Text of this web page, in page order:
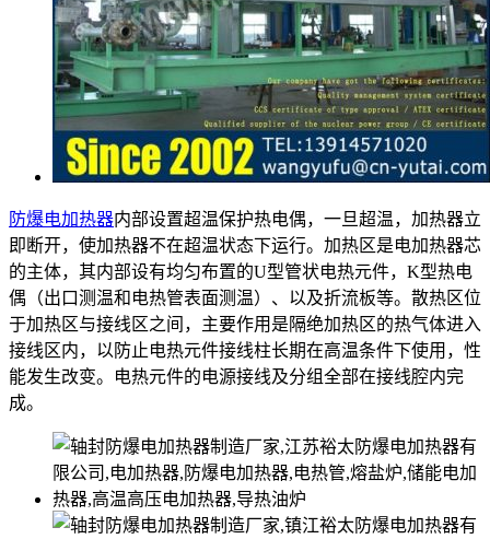
防爆电加热器内部设置超温保护热电偶，一旦超温，加热器立
即断开，使加热器不在超温状态下运行。加热区是电加热器芯
的主体，其内部设有均匀布置的U型管状电热元件，K型热电
偶（出口测温和电热管表面测温）、以及折流板等。散热区位
于加热区与接线区之间，主要作用是隔绝加热区的热气体进入
接线区内，以防止电热元件接线柱长期在高温条件下使用，性
能发生改变。电热元件的电源接线及分组全部在接线腔内完
成。